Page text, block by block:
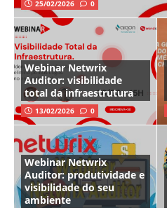
25/02/2026 0
Webinar Netwrix
Auditor: visibilidade
total da infraestrutura
13/02/2026 0
Webinar Netwrix
Auditor: produtividade e
visibilidade do seu
ambiente